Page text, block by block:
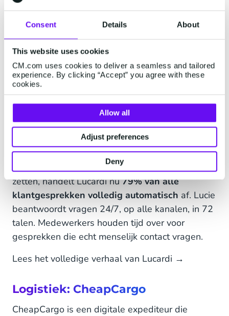
Consent Details About
This website uses cookies
CM.com uses cookies to deliver a seamless and tailored
experience. By clicking “Accept” you agree with these
cookies.
Allow all
Adjust preferences
Deny
Zo doen anderen het al
Retail: Lucardi
Lucardi, de grootste juwelierszaak van
Nederland met meer dan 100 winkels, groeide
snel in online omzet. En daarmee groeide het
volume aan klantvragen: bestelstatus, retouren,
klachten. Dezelfde vragen, keer op keer.
Door over te stappen op een conversationeel
platform – met Mobile Service Cloud en
WhatsApp als kanaal – en AI-collega Lucie in te
zetten, handelt Lucardi nu79% van alle
klantgesprekken volledig automatisch af. Lucie
beantwoordt vragen 24/7, op alle kanalen, in 72
talen. Medewerkers houden tijd over voor
gesprekken die echt menselijk contact vragen.
Lees het volledige verhaal van Lucardi →
Logistiek: CheapCargo
CheapCargo is een digitale expediteur die